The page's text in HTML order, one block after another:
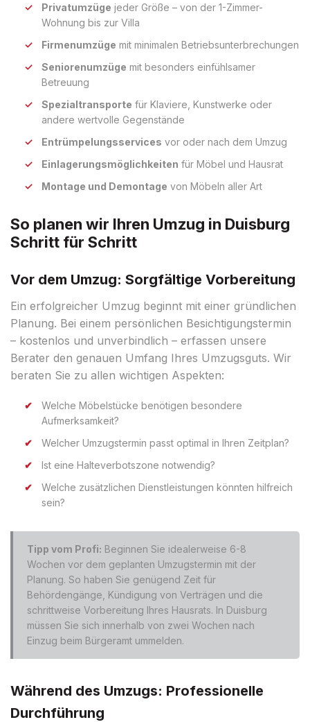
Privatumzüge jeder Größe – von der 1-Zimmer-
Wohnung bis zur Villa
Firmenumzüge mit minimalen Betriebsunterbrechungen
Seniorenumzüge mit besonders einfühlsamer
Betreuung
Spezialtransporte für Klaviere, Kunstwerke oder
andere wertvolle Gegenstände
Entrümpelungsservices vor oder nach dem Umzug
Einlagerungsmöglichkeiten für Möbel und Hausrat
Montage und Demontage von Möbeln aller Art
So planen wir Ihren Umzug in Duisburg
Schritt für Schritt
Vor dem Umzug: Sorgfältige Vorbereitung
Ein erfolgreicher Umzug beginnt mit einer gründlichen
Planung. Bei einem persönlichen Besichtigungstermin
– kostenlos und unverbindlich – erfassen unsere
Berater den genauen Umfang Ihres Umzugsguts. Wir
beraten Sie zu allen wichtigen Aspekten:
Welche Möbelstücke benötigen besondere
Aufmerksamkeit?
Welcher Umzugstermin passt optimal in Ihren Zeitplan?
Ist eine Halteverbotszone notwendig?
Welche zusätzlichen Dienstleistungen könnten hilfreich
sein?
Tipp vom Profi: Beginnen Sie idealerweise 6-8
Wochen vor dem geplanten Umzugstermin mit der
Planung. So haben Sie genügend Zeit für
Behördengänge, Kündigung von Verträgen und die
schrittweise Vorbereitung Ihres Hausrats. In Duisburg
müssen Sie sich innerhalb von zwei Wochen nach
Einzug beim Bürgeramt ummelden.
Während des Umzugs: Professionelle
Durchführung